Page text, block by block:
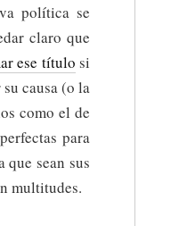
política se
claro que
ese título si
causa (o la
como el de
para
sean sus
multitudes.